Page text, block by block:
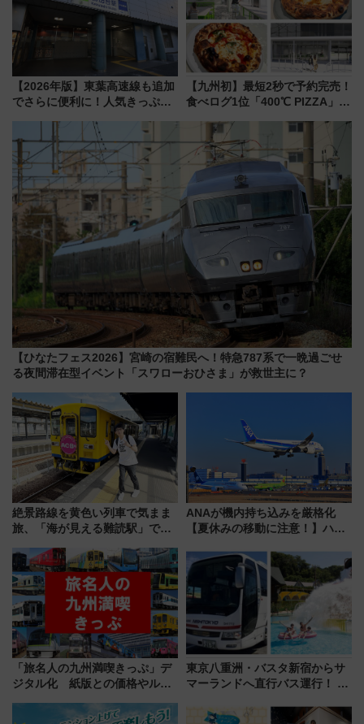
【2026年版】東葉高速線も追加
でさらに便利に！人気きっぷ
今年も発売 秋・早春に千葉県を
巡るなら使い勝手・コスパ抜群
【九州初】最短2秒で予約完売！
食べログ1位「400℃ PIZZA」が
プン。もつ鍋風など限定メニュ
ーも
【ひなたフェス2026】宮崎の宿難民へ！特急787系で一晩過ごせ
る夜間滞在型イベント「スワローおひさま」が救世主に？
絶景路線を黄色い列車で気まま
旅、「海が見える難読駅」で幸
「新・鉄道ひとり旅」279回目
の舞台は「島原鉄道」
ANAが機内持ち込みを厳格化
【夏休みの移動に注意！】ハン
「身の回り品」新サイズ制限
(40×30×20cm)おさらい
「旅名人の九州満喫きっぷ」デ
ジタル化 紙版との価格やルー
東京八重洲・バスタ新宿からサ
マーランドへ直行バス運行！ お
推し活を楽しもう！（2026年